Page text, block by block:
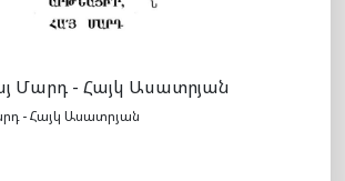
Մարդ - Հայկ Ասատրյան
- Հայկ Ասատրյան